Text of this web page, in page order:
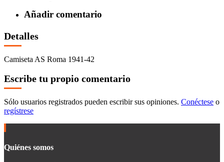
Añadir comentario
Detalles
Camiseta AS Roma 1941-42
Escribe tu propio comentario
Sólo usuarios registrados pueden escribir sus opiniones. Conéctese o
regístrese
Quiénes somos